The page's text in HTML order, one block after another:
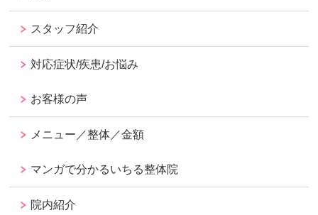
スタッフ紹介
対応症状/疾患/お悩み
お客様の声
メニュー／整体／金額
マンガで分かるいちる整体院
院内紹介